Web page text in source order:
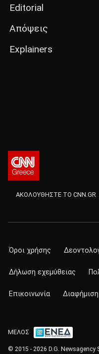
Editorial
Απόψεις
Explainers
ΑΚΟΛΟΥΘΗΣΤΕ ΤΟ CNN.GR
Όροι χρήσης
Δήλωση εχεμύθειας
Επικοινωνία Διαφήμιση
ΜΕΛΟΣ
© 2015 - 2026 D.G.